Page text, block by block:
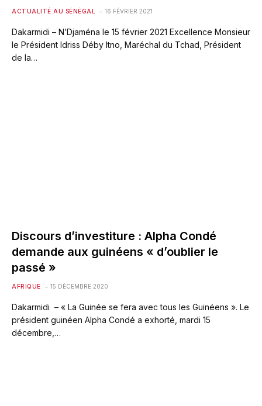
ACTUALITÉ AU SÉNÉGAL 16 FÉVRIER 2021
Dakarmidi – N’Djaména le 15 février 2021 Excellence Monsieur
le Président Idriss Déby Itno, Maréchal du Tchad, Président
de la…
Discours d’investiture : Alpha Condé
demande aux guinéens « d’oublier le
passé »
AFRIQUE 15 DÉCEMBRE 2020
Dakarmidi – « La Guinée se fera avec tous les Guinéens ». Le
président guinéen Alpha Condé a exhorté, mardi 15
décembre,…